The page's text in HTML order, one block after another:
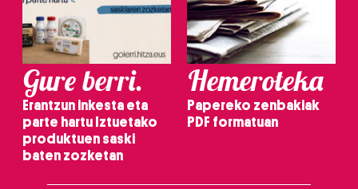
Gure berri.
Erantzun inkesta eta
parte hartu Iztuetako
produktuen saski
baten zozketan
Hemeroteka
Papereko zenbakiak
PDF formatuan